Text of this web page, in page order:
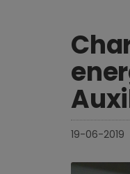
19-06-2019